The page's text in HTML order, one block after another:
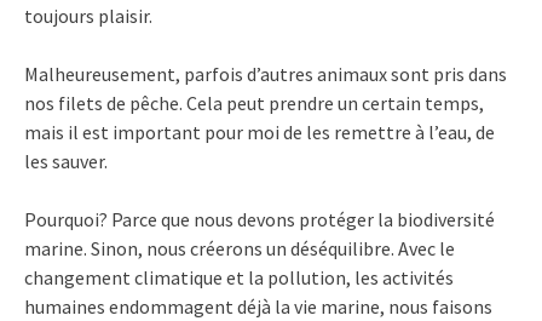
toujours plaisir.
Malheureusement, parfois d’autres animaux sont pris dans
nos filets de pêche. Cela peut prendre un certain temps,
mais il est important pour moi de les remettre à l’eau, de
les sauver.
Pourquoi? Parce que nous devons protéger la biodiversité
marine. Sinon, nous créerons un déséquilibre. Avec le
changement climatique et la pollution, les activités
humaines endommagent déjà la vie marine, nous faisons